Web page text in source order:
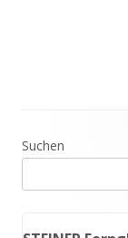
Haupt-
Suchen